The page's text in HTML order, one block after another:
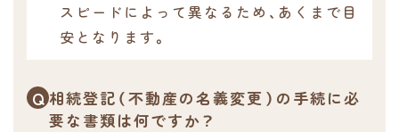
スピードによって異なるため、あくまで目
安となります。
相続登記（不動産の名義変更）の手続に必
要な書類は何ですか？